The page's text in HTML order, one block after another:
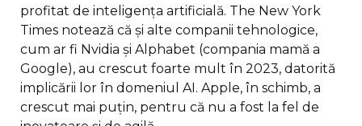
profitat de inteligența artificială. The New York
Times notează că și alte companii tehnologice,
cum ar fi Nvidia și Alphabet (compania mamă a
Google), au crescut foarte mult în 2023, datorită
implicării lor în domeniul AI. Apple, în schimb, a
crescut mai puțin, pentru că nu a fost la fel de